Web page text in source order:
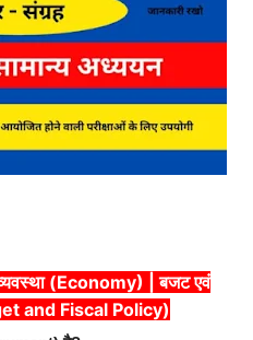
(Economy) | बजट एवं
and Fiscal Policy)